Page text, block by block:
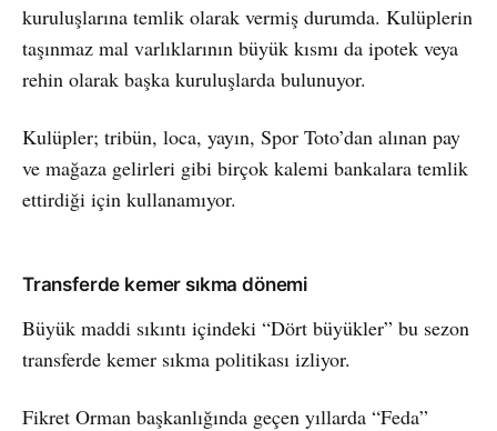
kuruluşlarına temlik olarak vermiş durumda. Kulüplerin
taşınmaz mal varlıklarının büyük kısmı da ipotek veya
rehin olarak başka kuruluşlarda bulunuyor.
Kulüpler; tribün, loca, yayın, Spor Toto’dan alınan pay
ve mağaza gelirleri gibi birçok kalemi bankalara temlik
ettirdiği için kullanamıyor.
Transferde kemer sıkma dönemi
Büyük maddi sıkıntı içindeki “Dört büyükler” bu sezon
transferde kemer sıkma politikası izliyor.
Fikret Orman başkanlığında geçen yıllarda “Feda”